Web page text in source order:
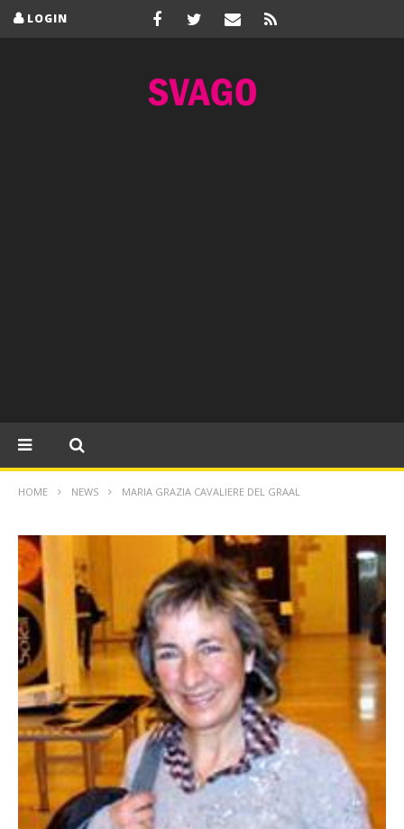
LOGIN
HOME NEWS MARIA GRAZIA CAVALIERE DEL GRAAL